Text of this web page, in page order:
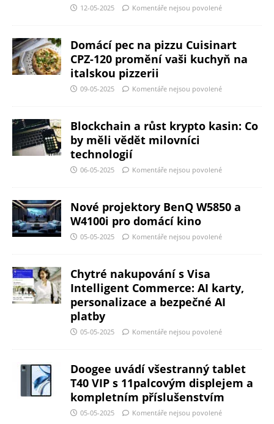
12-05-2025 Komentáře nejsou povolené
Domácí pec na pizzu Cuisinart
CPZ-120 promění vaši kuchyň na
italskou pizzerii
09-05-2025 Komentáře nejsou povolené
Blockchain a růst krypto kasin: Co
by měli vědět milovníci
technologií
06-05-2025 Komentáře nejsou povolené
Nové projektory BenQ W5850 a
W4100i pro domácí kino
05-05-2025 Komentáře nejsou povolené
Chytré nakupování s Visa
Intelligent Commerce: AI karty,
personalizace a bezpečné AI
platby
05-05-2025 Komentáře nejsou povolené
Doogee uvádí všestranný tablet
T40 VIP s 11palcovým displejem a
kompletním příslušenstvím
05-05-2025 Komentáře nejsou povolené